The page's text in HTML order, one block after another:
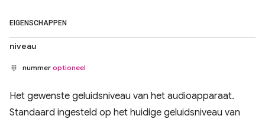
EIGENSCHAPPEN
niveau
nummer optioneel
Het gewenste geluidsniveau van het audioapparaat.
Standaard ingesteld op het huidige geluidsniveau van